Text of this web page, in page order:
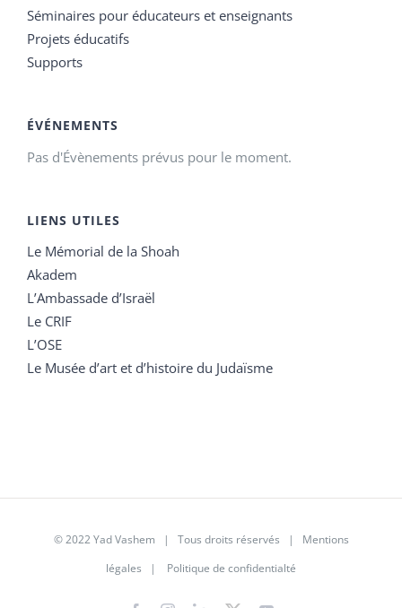
Séminaires pour éducateurs et enseignants
Projets éducatifs
Supports
ÉVÉNEMENTS
Pas d'Évènements prévus pour le moment.
LIENS UTILES
Le Mémorial de la Shoah
Akadem
L’Ambassade d’Israël
Le CRIF
L’OSE
Le Musée d’art et d’histoire du Judaïsme
© 2022 Yad Vashem | Tous droits réservés | Mentions
légales | Politique de confidentialté